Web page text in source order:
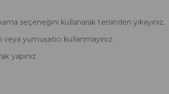
seçeneğini kullanarak tersinden yıkayınız.
yumuşatıcı kullanmayınız.
yapınız.